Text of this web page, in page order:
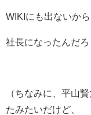
WIKIにも出ないか
社長になったんだろ
（ちなみに、 平山
たみたいだけど、